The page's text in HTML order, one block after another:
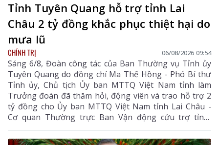
Tỉnh Tuyên Quang hỗ trợ tỉnh Lai
Châu 2 tỷ đồng khắc phục thiệt hại do
mưa lũ
CHÍNH TRỊ 06/08/2026 09:54
Sáng 6/8, Đoàn công tác của Ban Thường vụ Tỉnh ủy
Tuyên Quang do đồng chí Ma Thế Hồng - Phó Bí thư
Tỉnh ủy, Chủ tịch Ủy ban MTTQ Việt Nam tỉnh làm
Trưởng đoàn đã thăm hỏi, động viên và trao hỗ trợ 2
tỷ đồng cho Ủy ban MTTQ Việt Nam tỉnh Lai Châu -
Cơ quan Thường trực Ban Vận động cứu trợ tỉnh,
nhằm giúp nhân dân khắc phục hậu quả thiên tai, mưa
lũ, sạt lở đất, sớm ổn định cuộc sống.